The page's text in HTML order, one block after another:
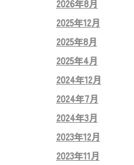
2026年8月
2025年12月
2025年8月
2025年4月
2024年12月
2024年7月
2024年3月
2023年12月
2023年11月